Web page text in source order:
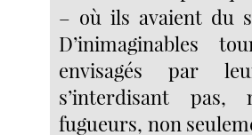
– où ils avaient du
D’inimaginables
envisagés par
s’interdisant pas,
fugueurs, non